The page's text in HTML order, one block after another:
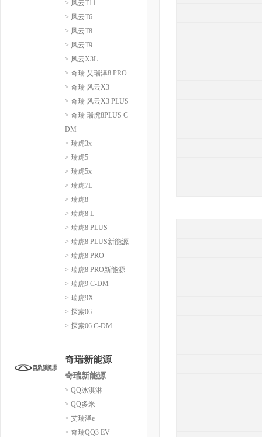
> 风云T11
> 风云T6
> 风云T8
> 风云T9
> 风云X3L
> 奇瑞 艾瑞泽8 PRO
> 奇瑞 风云X3
> 奇瑞 风云X3 PLUS
> 奇瑞 瑞虎8PLUS C-
DM
> 瑞虎3x
> 瑞虎5
> 瑞虎5x
> 瑞虎7L
> 瑞虎8
> 瑞虎8 L
> 瑞虎8 PLUS
> 瑞虎8 PLUS新能源
> 瑞虎8 PRO
> 瑞虎8 PRO新能源
> 瑞虎9 C-DM
> 瑞虎9X
> 探索06
> 探索06 C-DM
奇瑞新能源
奇瑞新能源
> QQ冰淇淋
> QQ多米
> 艾瑞泽e
> 奇瑞QQ3 EV